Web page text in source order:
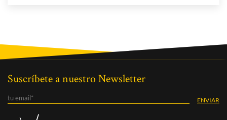
Suscríbete a nuestro Newsletter